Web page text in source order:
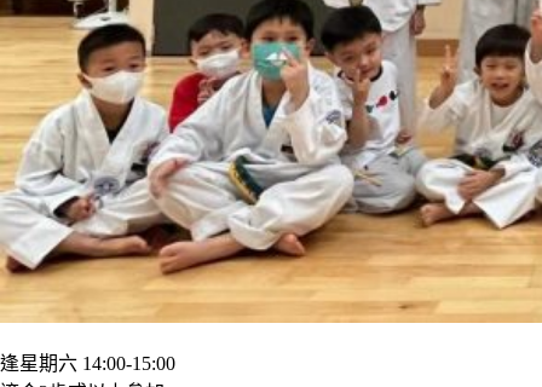
逢星期六 14:00-15:00